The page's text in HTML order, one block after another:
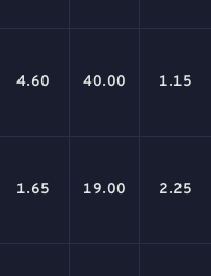
4.60 40.00 1.15
1.65 19.00 2.25